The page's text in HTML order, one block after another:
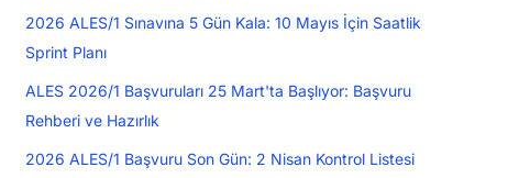
2026 ALES/1 Sınavına 5 Gün Kala: 10 Mayıs İçin Saatlik
Sprint Planı
ALES 2026/1 Başvuruları 25 Mart'ta Başlıyor: Başvuru
Rehberi ve Hazırlık
2026 ALES/1 Başvuru Son Gün: 2 Nisan Kontrol Listesi